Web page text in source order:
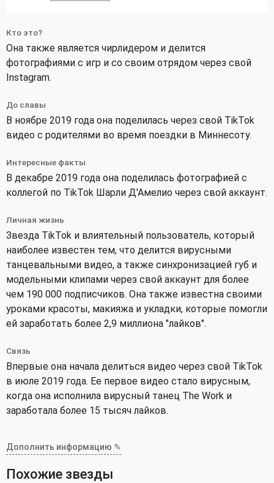
Кто это?
Она также является чирлидером и делится
фотографиями с игр и со своим отрядом через свой
Instagram.
До славы
В ноябре 2019 года она поделилась через свой TikTok
видео с родителями во время поездки в Миннесоту.
Интересные факты
В декабре 2019 года она поделилась фотографией с
коллегой по TikTok Шарли Д'Амелио через свой аккаунт.
Личная жизнь
Звезда TikTok и влиятельный пользователь, который
наиболее известен тем, что делится вирусными
танцевальными видео, а также синхронизацией губ и
модельными клипами через свой аккаунт для более
чем 190 000 подписчиков. Она также известна своими
уроками красоты, макияжа и укладки, которые помогли
ей заработать более 2,9 миллиона "лайков".
Связь
Впервые она начала делиться видео через свой TikTok
в июле 2019 года. Ее первое видео стало вирусным,
когда она исполнила вирусный танец The Work и
заработала более 15 тысяч лайков.
Дополнить информацию ✎
Похожие звезды